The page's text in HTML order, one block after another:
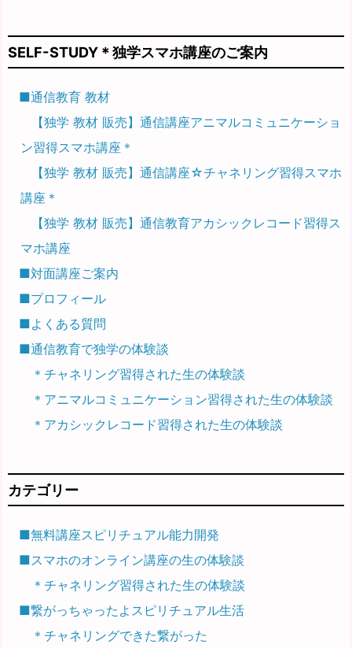
SELF-STUDY＊独学スマホ講座のご案内
■通信教育 教材
【独学 教材 販売】通信講座アニマルコミュニケーショ
ン習得スマホ講座＊
【独学 教材 販売】通信講座☆チャネリング習得スマホ
講座＊
【独学 教材 販売】通信教育アカシックレコード習得ス
マホ講座
■対面講座ご案内
■プロフィール
■よくある質問
■通信教育で独学の体験談
＊チャネリング習得された生の体験談
＊アニマルコミュニケーション習得された生の体験談
＊アカシックレコード習得された生の体験談
カテゴリー
■無料講座スピリチュアル能力開発
■スマホのオンライン講座の生の体験談
＊チャネリング習得された生の体験談
■繋がっちゃったよスピリチュアル生活
＊チャネリングできた繋がった